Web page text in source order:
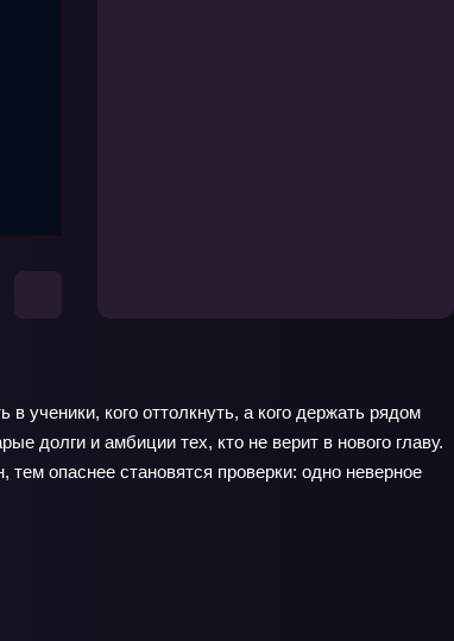
ученики, кого оттолкнуть, а кого держать рядом
долги и амбиции тех, кто не верит в нового главу.
опаснее становятся проверки: одно неверное